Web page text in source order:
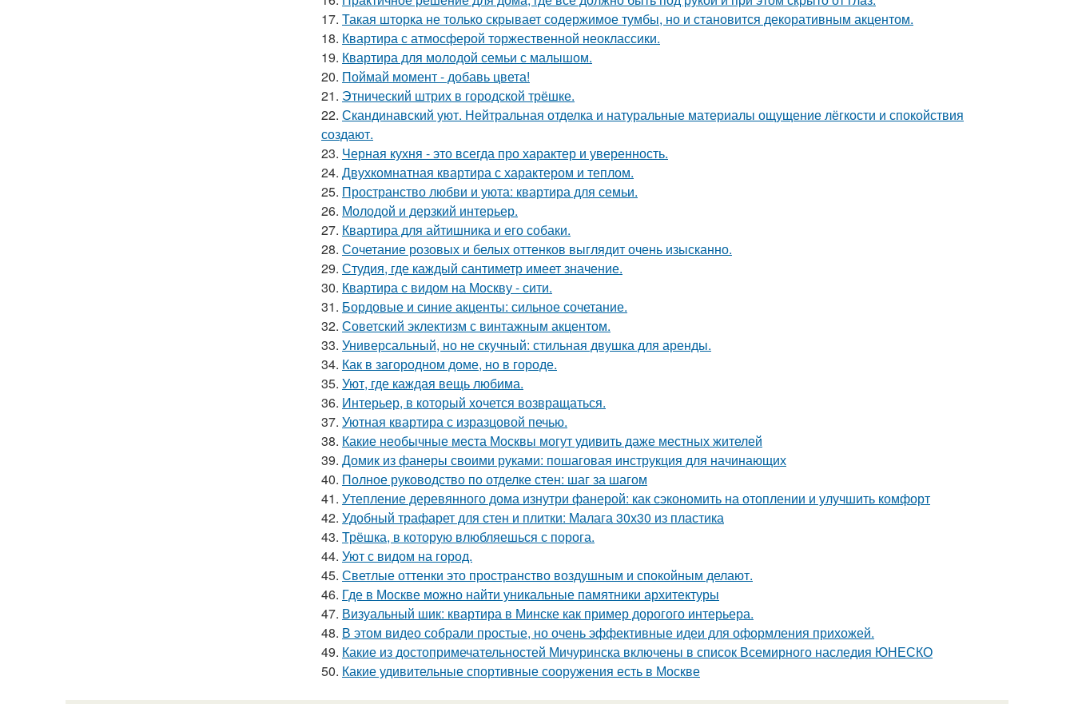
17. Такая шторка не только скрывает содержимое тумбы, но и становится декоративным акцентом.
18. Квартира с атмосферой торжественной неоклассики.
19. Квартира для молодой семьи с малышом.
20. Поймай момент - добавь цвета!
21. Этнический штрих в городской трёшке.
22. Скандинавский уют. Нейтральная отделка и натуральные материалы ощущение лёгкости и спокойствия
создают.
23. Черная кухня - это всегда про характер и уверенность.
24. Двухкомнатная квартира с характером и теплом.
25. Пространство любви и уюта: квартира для семьи.
26. Молодой и дерзкий интерьер.
27. Квартира для айтишника и его собаки.
28. Сочетание розовых и белых оттенков выглядит очень изысканно.
29. Студия, где каждый сантиметр имеет значение.
30. Квартира с видом на Москву - сити.
31. Бордовые и синие акценты: сильное сочетание.
32. Советский эклектизм с винтажным акцентом.
33. Универсальный, но не скучный: стильная двушка для аренды.
34. Как в загородном доме, но в городе.
35. Уют, где каждая вещь любима.
36. Интерьер, в который хочется возвращаться.
37. Уютная квартира с изразцовой печью.
38. Какие необычные места Москвы могут удивить даже местных жителей
39. Домик из фанеры своими руками: пошаговая инструкция для начинающих
40. Полное руководство по отделке стен: шаг за шагом
41. Утепление деревянного дома изнутри фанерой: как сэкономить на отоплении и улучшить комфорт
42. Удобный трафарет для стен и плитки: Малага 30х30 из пластика
43. Трёшка, в которую влюбляешься с порога.
44. Уют с видом на город.
45. Светлые оттенки это пространство воздушным и спокойным делают.
46. Где в Москве можно найти уникальные памятники архитектуры
47. Визуальный шик: квартира в Минске как пример дорогого интерьера.
48. В этом видео собрали простые, но очень эффективные идеи для оформления прихожей.
49. Какие из достопримечательностей Мичуринска включены в список Всемирного наследия ЮНЕСКО
50. Какие удивительные спортивные сооружения есть в Москве